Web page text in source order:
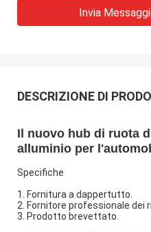
Invia
DESCRIZIONE DI
Il nuovo hub di ruota
alluminio per
Specifiche
1. Fornitura a dappertutto.
2. Fornitore professionale dei
3. Prodotto brevettato.